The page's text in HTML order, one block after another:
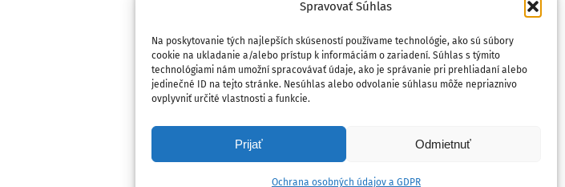
Spravovať Súhlas
Na poskytovanie tých najlepších skúseností používame technológie, ako sú súbory
cookie na ukladanie a/alebo prístup k informáciám o zariadení. Súhlas s týmito
technológiami nám umožní spracovávať údaje, ako je správanie pri prehliadaní alebo
jedinečné ID na tejto stránke. Nesúhlas alebo odvolanie súhlasu môže nepriaznivo
ovplyvniť určité vlastnosti a funkcie.
Prijať Odmietnuť
Ochrana osobných údajov a GDPR